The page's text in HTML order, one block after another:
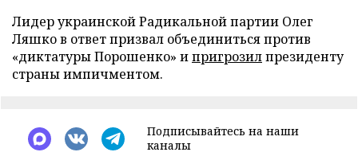
Лидер украинской Радикальной партии Олег
Ляшко в ответ призвал объединиться против
«диктатуры Порошенко» ипригрозилпрезиденту
страны импичментом.
Подписывайтесь на наши
каналы